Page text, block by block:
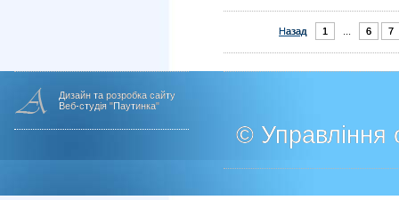
Назад 1 6 7
Дизайн та розробка сайту
Веб-студія "Паутинка"
© Управління